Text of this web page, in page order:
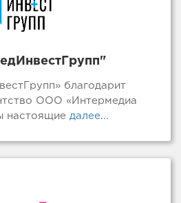
благодарит
ООО «Интермедиа
настоящие далее...